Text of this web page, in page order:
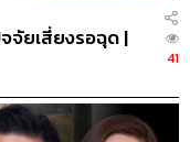
จัยเสี่ยงรอฉุด |
41